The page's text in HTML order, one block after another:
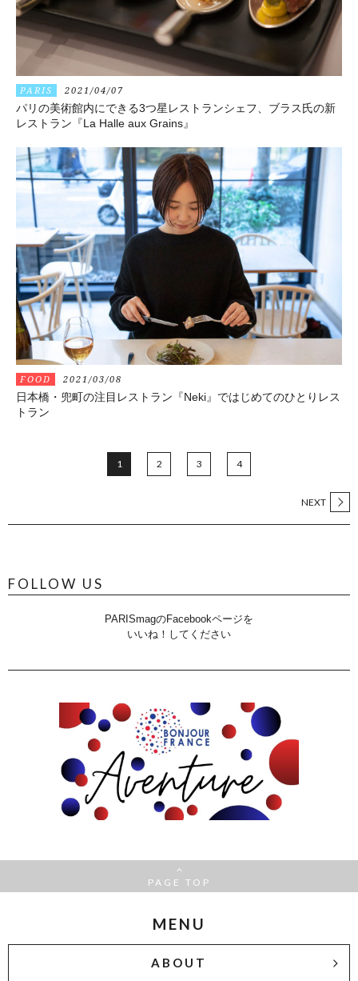
PARIS 2021/04/07
パリの美術館内にできる3つ星レストランシェフ、ブラス氏の新
レストラン『La Halle aux Grains』
FOOD 2021/03/08
日本橋・兜町の注目レストラン『Neki』ではじめてのひとりレス
トラン
1 2 3 4
NEXT
FOLLOW US
PARISmagのFacebookページを
いいね！してください
PAGE TOP
MENU
ABOUT